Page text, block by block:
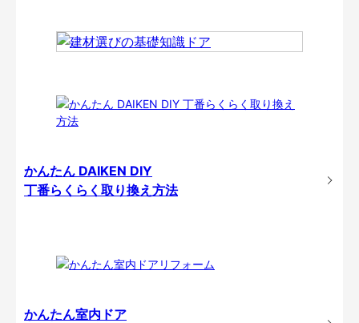
かんたん DAIKEN DIY
丁番らくらく取り換え方法
かんたん室内ドア